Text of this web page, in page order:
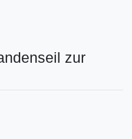
zur